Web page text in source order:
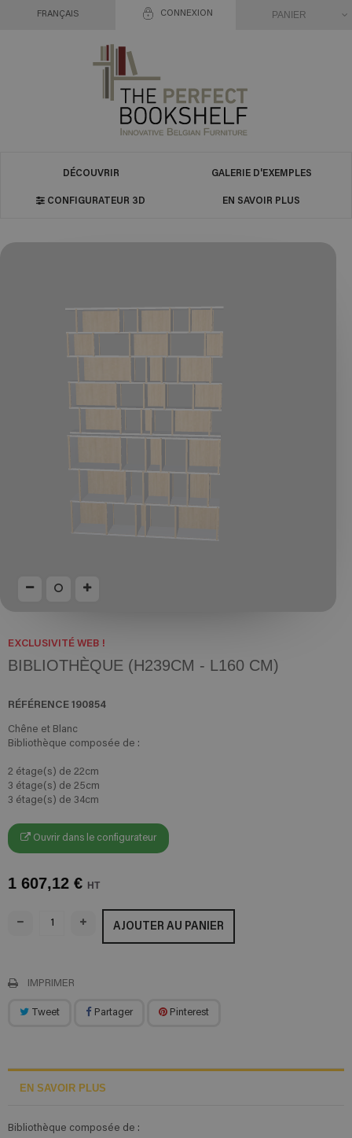
CONNEXION
FRANÇAIS PANIER
DÉCOUVRIR GALERIE D'EXEMPLES
CONFIGURATEUR 3D EN SAVOIR PLUS
EXCLUSIVITÉ WEB !
BIBLIOTHÈQUE (H239CM - L160 CM)
RÉFÉRENCE190854
Chêne et Blanc
Bibliothèque composée de :
2 étage(s) de 22cm
3 étage(s) de 25cm
3 étage(s) de 34cm
Ouvrir dans le configurateur
1 607,12 € HT
AJOUTER AU PANIER
IMPRIMER
Tweet Partager Pinterest
EN SAVOIR PLUS
Bibliothèque composée de :